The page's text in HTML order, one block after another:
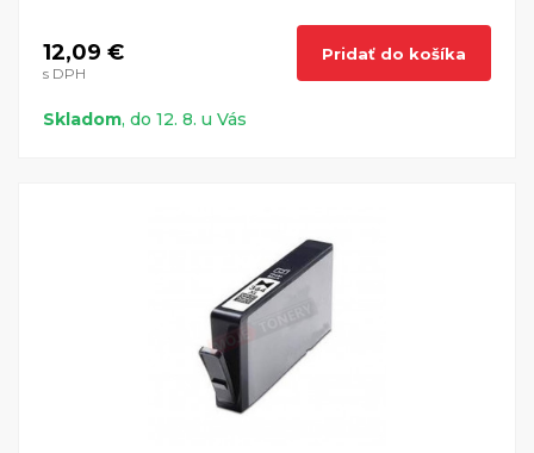
12,09 €
s DPH
Pridať do košíka
Skladom, do 12. 8. u Vás